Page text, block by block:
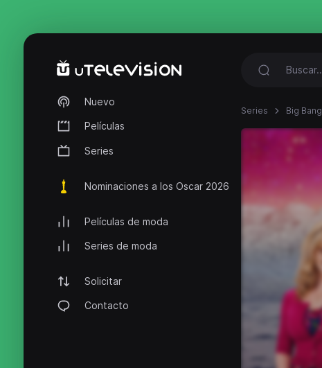
Nuevo
Películas
Series
Nominaciones a los Oscar 2026
Películas de moda
Series de moda
Solicitar
Contacto
Series Big Bang